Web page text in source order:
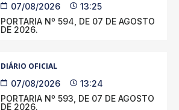
07/08/2026
13:25
PORTARIA Nº 594, DE 07 DE AGOSTO
DE 2026.
DIÁRIO OFICIAL
07/08/2026
13:24
PORTARIA Nº 593, DE 07 DE AGOSTO
DE 2026.